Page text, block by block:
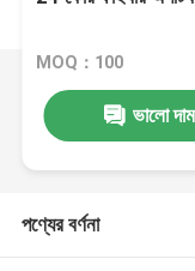
MOQ：100
ভালো দাম
পণ্যের বর্ণনা